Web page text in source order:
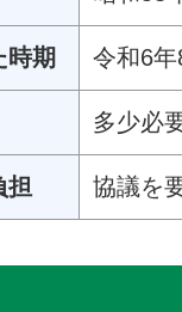
時期 令和6年
多少必
担 協議を